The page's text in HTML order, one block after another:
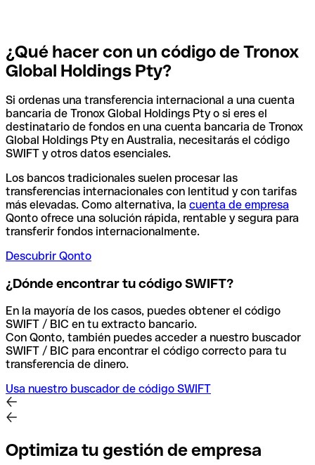
¿Qué hacer con un código de Tronox
Global Holdings Pty?
Si ordenas una transferencia internacional a una cuenta
bancaria de Tronox Global Holdings Pty o si eres el
destinatario de fondos en una cuenta bancaria de Tronox
Global Holdings Pty en Australia, necesitarás el código
SWIFT y otros datos esenciales.
Los bancos tradicionales suelen procesar las
transferencias internacionales con lentitud y con tarifas
más elevadas. Como alternativa, la cuenta de empresa
Qonto ofrece una solución rápida, rentable y segura para
transferir fondos internacionalmente.
Descubrir Qonto
¿Dónde encontrar tu código SWIFT?
En la mayoría de los casos, puedes obtener el código
SWIFT / BIC en tu extracto bancario.
Con Qonto, también puedes acceder a nuestro buscador
SWIFT / BIC para encontrar el código correcto para tu
transferencia de dinero.
Usa nuestro buscador de código SWIFT
Optimiza tu gestión de empresa